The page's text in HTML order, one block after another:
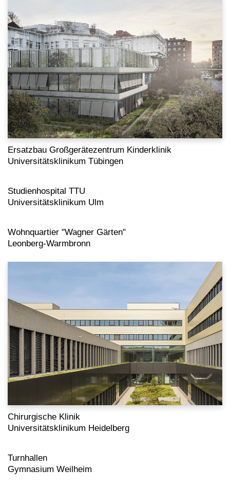
Ersatzbau Großgerätezentrum Kinderklinik
Universitätsklinikum Tübingen
Studienhospital TTU
Universitätsklinikum Ulm
Wohnquartier "Wagner Gärten"
Leonberg-Warmbronn
Chirurgische Klinik
Universitätsklinikum Heidelberg
Turnhallen
Gymnasium Weilheim